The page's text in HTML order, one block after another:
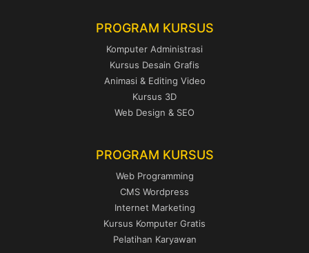
PROGRAM KURSUS
Komputer Administrasi
Kursus Desain Grafis
Animasi & Editing Video
Kursus 3D
Web Design & SEO
PROGRAM KURSUS
Web Programming
CMS Wordpress
Internet Marketing
Kursus Komputer Gratis
Pelatihan Karyawan